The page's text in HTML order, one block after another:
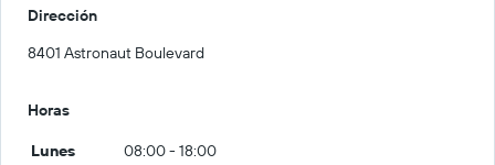
Dirección
8401 Astronaut Boulevard
Horas
Lunes
08:00 - 18:00